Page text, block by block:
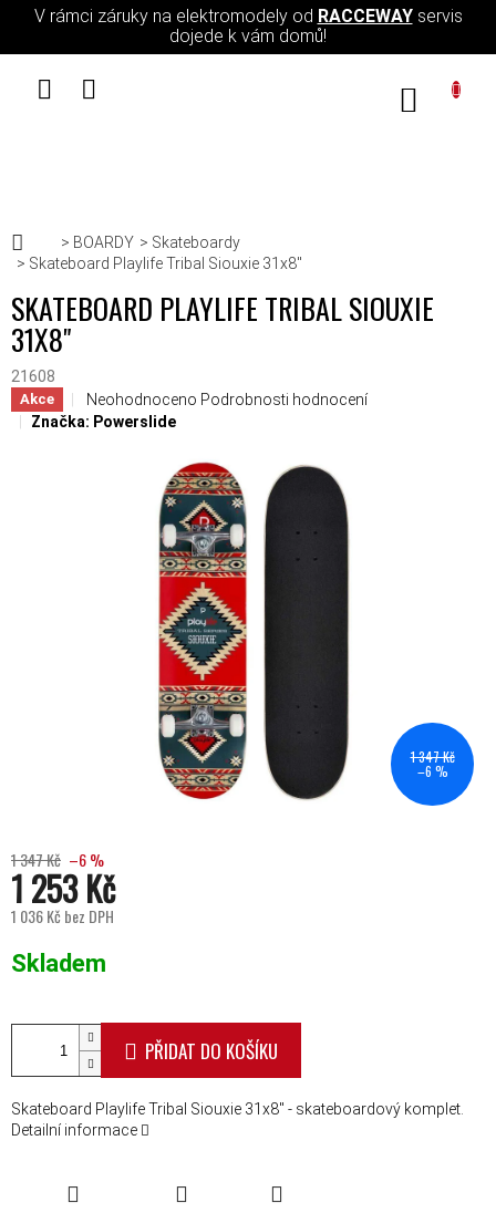
Přejít na obsah
V rámci záruky na elektromodely od RACCEWAYservis
dojede k vám domů!
Domů
BOARDY
Skateboardy
Skateboard Playlife Tribal Siouxie 31x8"
SKATEBOARD PLAYLIFE TRIBAL SIOUXIE
31X8"
21608
Akce Průměrné hodnocení produktu je 0,0 z 5 hvězdiček.
Neohodnoceno Podrobnosti hodnocení
Značka: Powerslide
1 347 Kč
–6 %
1 347 Kč –6 %
1 253 Kč
1 036 Kč bez DPH
Skladem
PŘIDAT DO KOŠÍKU
Skateboard Playlife Tribal Siouxie 31x8" - skateboardový komplet.
Detailní informace